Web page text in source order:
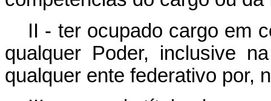
II - ter ocupado cargo em
qualquer Poder, inclusive
qualquer ente federativo por,